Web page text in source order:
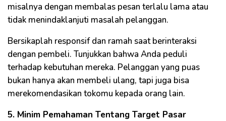
misalnya dengan membalas pesan terlalu lama atau
tidak menindaklanjuti masalah pelanggan.
Bersikaplah responsif dan ramah saat berinteraksi
dengan pembeli. Tunjukkan bahwa Anda peduli
terhadap kebutuhan mereka. Pelanggan yang puas
bukan hanya akan membeli ulang, tapi juga bisa
merekomendasikan tokomu kepada orang lain.
5. Minim Pemahaman Tentang Target Pasar